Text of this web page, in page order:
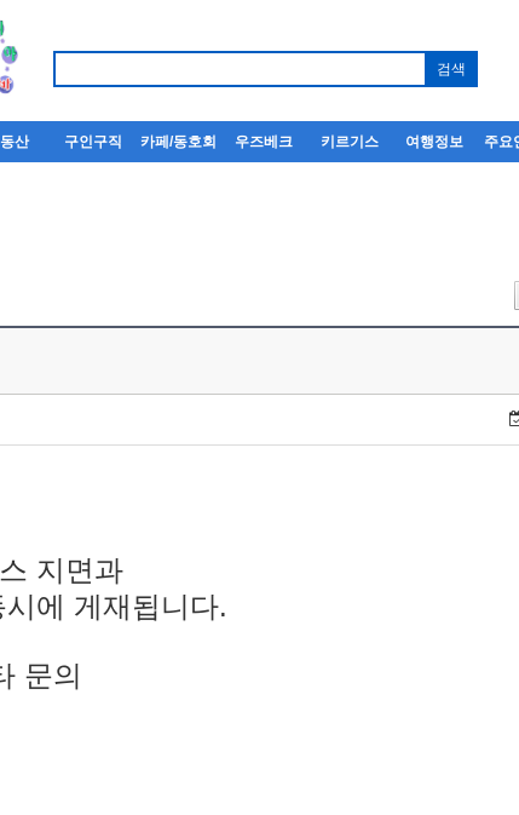
산 구인구직 카페/동호회 우즈베크 키르기스 여행정보 주요
지면과
에 게재됩니다.
문의